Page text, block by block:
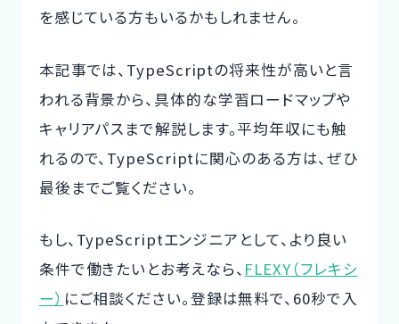
CTOイベント
CTO Event
CTO Interview
開発手法と体制
Development method
を感じている方もいるかもしれません。
本記事では、TypeScriptの将来性が高いと言
われる背景から、具体的な学習ロードマップや
キャリアパスまで解説します。平均年収にも触
れるので、TypeScriptに関心のある方は、ぜひ
最後までご覧ください。
もし、TypeScriptエンジニアとして、より良い
条件で働きたいとお考えなら、 FLEXY（フレキシ
ー） にご相談ください。登録は無料で、60秒で入